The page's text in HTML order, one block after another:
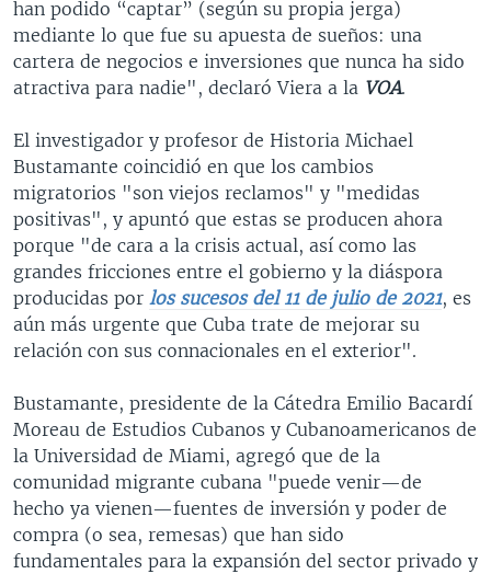
han podido “captar” (según su propia jerga)
mediante lo que fue su apuesta de sueños: una
cartera de negocios e inversiones que nunca ha sido
atractiva para nadie", declaró Viera a la VOA.
El investigador y profesor de Historia Michael
Bustamante coincidió en que los cambios
migratorios "son viejos reclamos" y "medidas
positivas", y apuntó que estas se producen ahora
porque "de cara a la crisis actual, así como las
grandes fricciones entre el gobierno y la diáspora
producidas por los sucesos del 11 de julio de 2021, es
aún más urgente que Cuba trate de mejorar su
relación con sus connacionales en el exterior".
Bustamante, presidente de la Cátedra Emilio Bacardí
Moreau de Estudios Cubanos y Cubanoamericanos de
la Universidad de Miami, agregó que de la
comunidad migrante cubana "puede venir—de
hecho ya vienen—fuentes de inversión y poder de
compra (o sea, remesas) que han sido
fundamentales para la expansión del sector privado y